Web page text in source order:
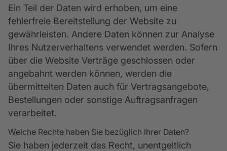
Ein Teil der Daten wird erhoben, um eine
fehlerfreie Bereitstellung der Website zu
gewährleisten. Andere Daten können zur Analyse
Ihres Nutzerverhaltens verwendet werden. Sofern
über die Website Verträge geschlossen oder
angebahnt werden können, werden die
übermittelten Daten auch für Vertragsangebote,
Bestellungen oder sonstige Auftragsanfragen
verarbeitet.
Welche Rechte haben Sie bezüglich Ihrer Daten?
Sie haben jederzeit das Recht, unentgeltlich